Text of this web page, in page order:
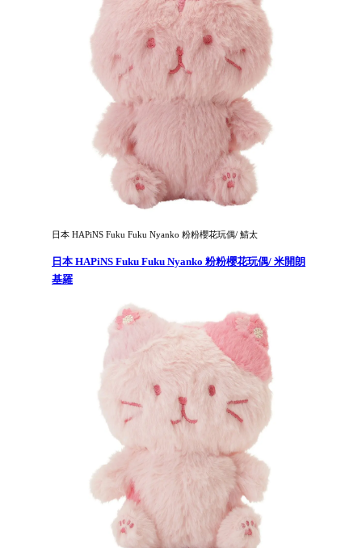
日本 HAPiNS Fuku Fuku Nyanko 粉粉櫻花玩偶/ 鯖太
日本 HAPiNS Fuku Fuku Nyanko 粉粉櫻花玩偶/ 米開朗
基羅